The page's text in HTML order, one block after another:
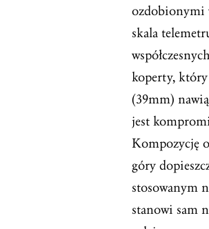
ozdobionymi
skala
koperty, który
(39mm)
jest
Kompozycję
góry
stosowanym
stanowi sam